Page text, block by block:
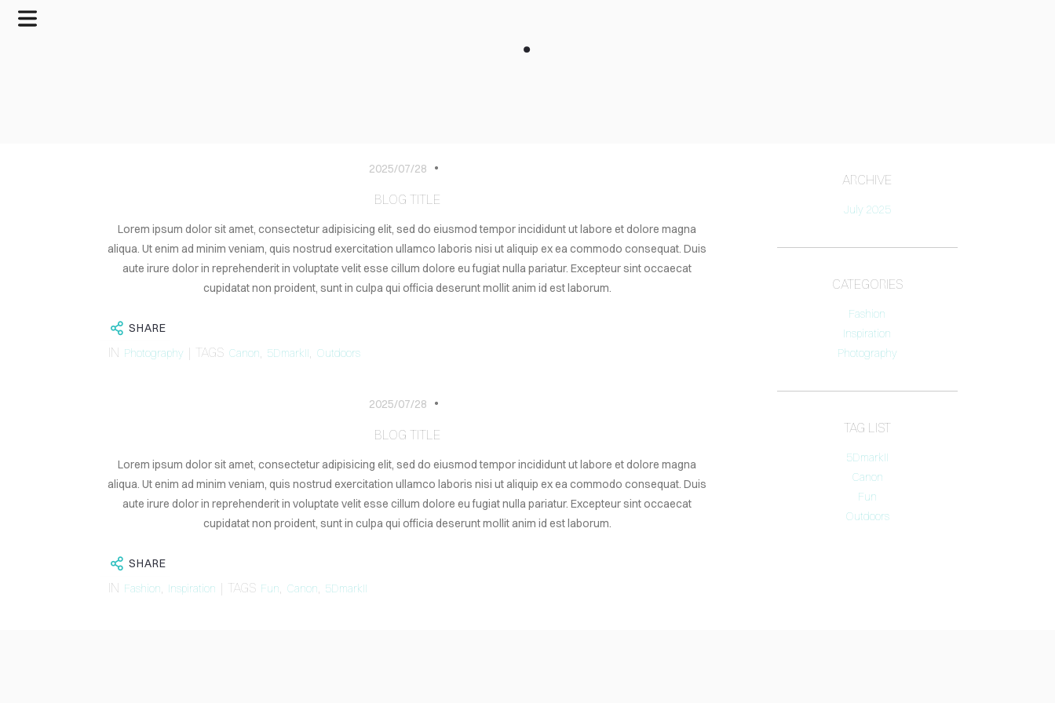
.
2025/07/28
BLOG TITLE
Lorem ipsum dolor sit amet, consectetur adipisicing elit, sed do eiusmod tempor incididunt ut labore et dolore magna
aliqua. Ut enim ad minim veniam, quis nostrud exercitation ullamco laboris nisi ut aliquip ex ea commodo consequat. Duis
aute irure dolor in reprehenderit in voluptate velit esse cillum dolore eu fugiat nulla pariatur. Excepteur sint occaecat
cupidatat non proident, sunt in culpa qui officia deserunt mollit anim id est laborum.
SHARE
IN Photography| TAGS Canon 5DmarkII Outdoors
2025/07/28
BLOG TITLE
Lorem ipsum dolor sit amet, consectetur adipisicing elit, sed do eiusmod tempor incididunt ut labore et dolore magna
aliqua. Ut enim ad minim veniam, quis nostrud exercitation ullamco laboris nisi ut aliquip ex ea commodo consequat. Duis
aute irure dolor in reprehenderit in voluptate velit esse cillum dolore eu fugiat nulla pariatur. Excepteur sint occaecat
cupidatat non proident, sunt in culpa qui officia deserunt mollit anim id est laborum.
SHARE
IN Fashion Inspiration | TAGS Fun Canon 5DmarkII
ARCHIVE
July 2025
CATEGORIES
Fashion
Inspiration
Photography
TAG LIST
5DmarkII
Canon
Fun
Outdoors